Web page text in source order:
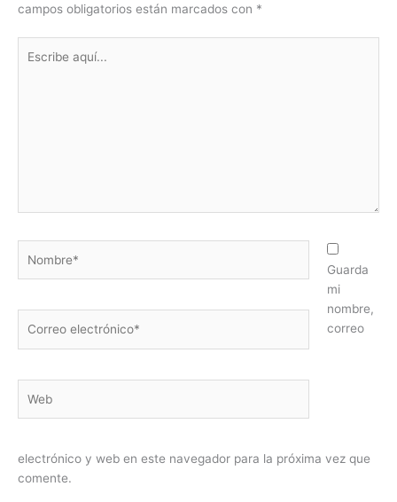
campos obligatorios están marcados con *
aquí...
electrónico*
Guarda
mi
nombre,
correo
electrónico y web en este navegador para la próxima vez que
comente.